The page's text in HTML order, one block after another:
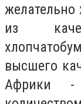
из
высшего
Африки -